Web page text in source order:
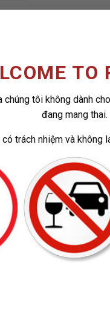
TO
chúng tôi không dành
đang mang thai.
trách nhiệm và không